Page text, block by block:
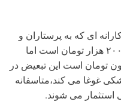
ای که به پرستاران و
گروههای غیرپزشکی تعلق می گیرد، ۲۰۰ هزار تومان است اما
از ۵ میلیون تا ۳۰ میلیون تومان است این تبعیض در
غوغا می کند،متاسفانه
استثمار می شوند.